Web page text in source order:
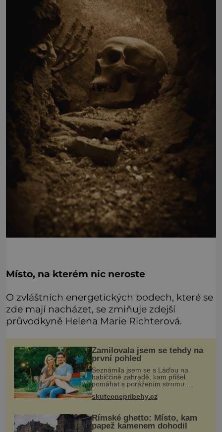
Místo, na kterém nic neroste
O zvláštních energetických bodech, které se
zde mají nacházet, se zmiňuje zdejší
průvodkyně Helena Marie Richterová.
Zamilovala jsem se tehdy na
první pohled
Seznámila jsem se s Láďou na
babiččině zahradě, kam přišel
pomáhat s porážením stromu.
Babička mě před ním ale varovala…
Babička se mě často ptávala, kdy se
skutecnepribehy.cz
Římské ghetto: Místo, kam
papež kamenem dohodil